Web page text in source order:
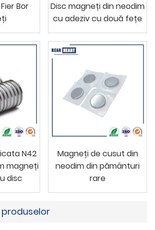
Bor
Disc magneți din neodim
cu adeziv cu două fețe
N42
magneți
disc
Magneți de cusut din
neodim din pământuri
rare